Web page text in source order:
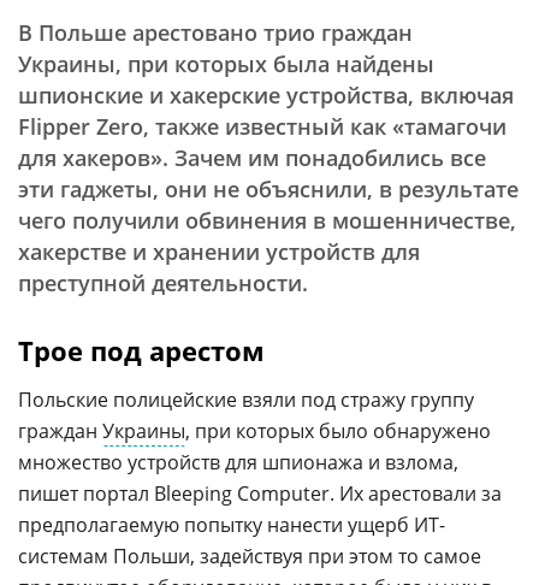
В Польше арестовано трио граждан
Украины, при которых была найдены
шпионские и хакерские устройства, включая
Flipper Zero, также известный как «тамагочи
для хакеров». Зачем им понадобились все
эти гаджеты, они не объяснили, в результате
чего получили обвинения в мошенничестве,
хакерстве и хранении устройств для
преступной деятельности.
Трое под арестом
Польские полицейские взяли под стражу группу
граждан Украины, при которых было обнаружено
множество устройств для шпионажа и взлома,
пишет портал Bleeping Computer. Их арестовали за
предполагаемую попытку нанести ущерб ИT-
системам Польши, задействуя при этом то самое